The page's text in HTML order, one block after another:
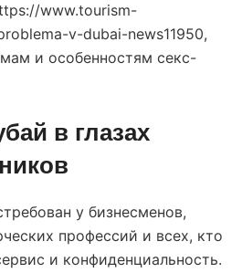
www.tourism-
v-dubai-news11950,
и особенностям секс-
в глазах
у бизнесменов,
профессий и всех, кто
и конфиденциальность.